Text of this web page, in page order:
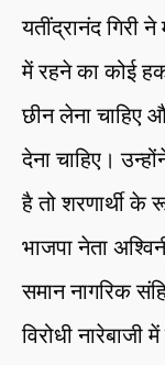
यतींद्रानंद गिरी
में रहने का कोई
छीन लेना चाहिए
देना चाहिए।
है तो शरणार्थी के
भाजपा नेता
समान नागरिक
विरोधी